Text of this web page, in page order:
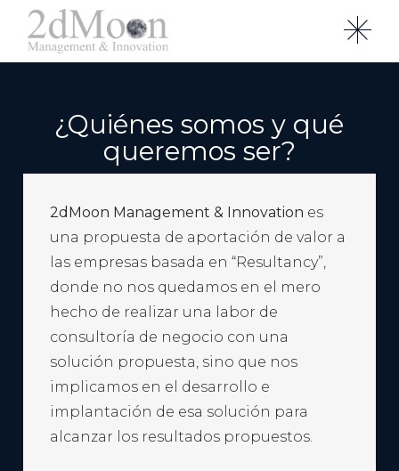
¿Quiénes somos y qué
queremos ser?
2dMoon Management & Innovation es
una propuesta de aportación de valor a
las empresas basada en “Resultancy”,
donde no nos quedamos en el mero
hecho de realizar una labor de
consultoría de negocio con una
solución propuesta, sino que nos
implicamos en el desarrollo e
implantación de esa solución para
alcanzar los resultados propuestos.